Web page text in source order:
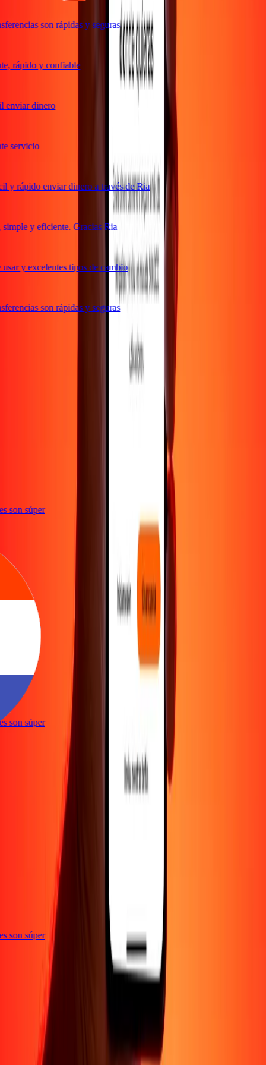
son rápidas y seguras
rápido y confiable
dinero
servicio
rápido enviar dinero a través de Ria
y eficiente. Gracias Ria
y excelentes tipos de cambio
son rápidas y seguras
son súper
son súper
son súper
Blog Corporativo